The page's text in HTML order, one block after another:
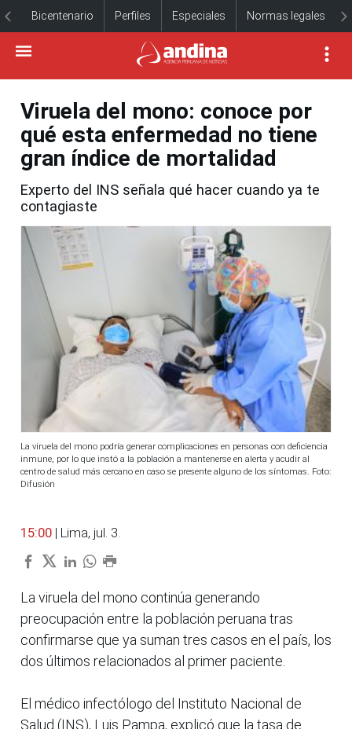
Bicentenario Perfiles Especiales Normas legales
Viruela del mono: conoce por
qué esta enfermedad no tiene
gran índice de mortalidad
Experto del INS señala qué hacer cuando ya te
contagiaste
La viruela del mono podría generar complicaciones en personas con deficiencia
inmune, por lo que instó a la población a mantenerse en alerta y acudir al
centro de salud más cercano en caso se presente alguno de los síntomas. Foto:
Difusión
15:00 | Lima, jul. 3.
La viruela del mono continúa generando
preocupación entre la población peruana tras
confirmarse que ya suman tres casos en el país, los
dos últimos relacionados al primer paciente.
El médico infectólogo del Instituto Nacional de
Salud (INS), Luis Pampa, explicó que la tasa de